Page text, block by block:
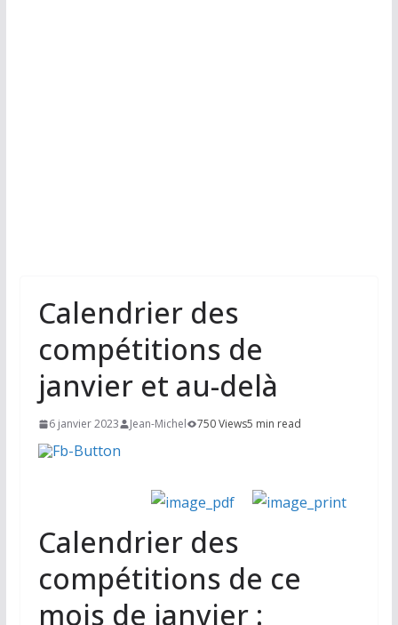
Calendrier des
compétitions de
janvier et au-delà
6 janvier 2023 Jean-Michel 750 Views5 min read
Calendrier des
compétitions de ce
mois de janvier :